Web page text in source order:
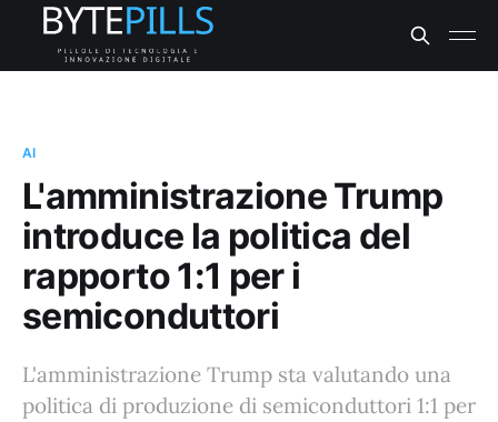
AI
L'amministrazione Trump
introduce la politica del
rapporto 1:1 per i
semiconduttori
L'amministrazione Trump sta valutando una
politica di produzione di semiconduttori 1:1 per